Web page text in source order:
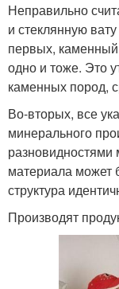
Неправильно
и стеклянную
первых, каменный
одно и тоже. Это
каменных пород,
Во-вторых, все
минерального
разновидностями
материала может
структура
Производят